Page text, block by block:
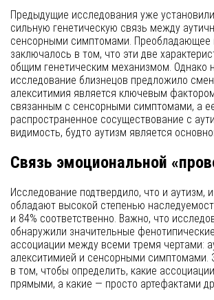
Предыдущие исследования уже
сильную генетическую связь между
сенсорными симптомами. Преобладающее
заключалось в том, что эти две
общим генетическим механизмом. Однако
исследование близнецов предложило
алекситимия является ключевым
связанным с сенсорными симптомами, а
распространенное сосуществование с
видимость, будто аутизм является
Связь эмоциональной
Исследование подтвердило, что и аутизм,
обладают высокой степенью
и 84% соответственно. Важно, что
обнаружили значительные
ассоциации между всеми тремя чертами:
алекситимией и сенсорными симптомами.
в том, чтобы определить, какие
прямыми, а какие — просто артефактами